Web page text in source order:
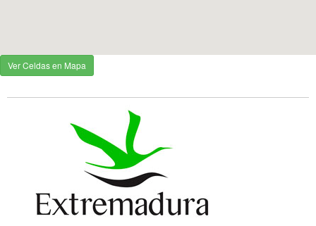
Ver Celdas en Mapa